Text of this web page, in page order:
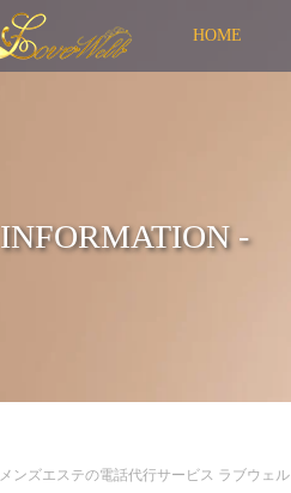
HOME
-
メンズエステの電話代行サービス ラブウェル